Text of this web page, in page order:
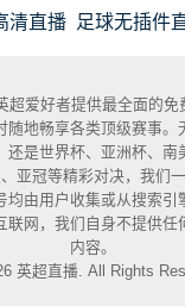
清直播 足球无插件
超爱好者提供最全面的免
随地畅享各类顶级赛事。
还是世界杯、亚洲杯、南
亚冠等精彩对决，我们一
均由用户收集或从搜索引
联网，我们自身不提供任
内容。
英超直播. All Rights